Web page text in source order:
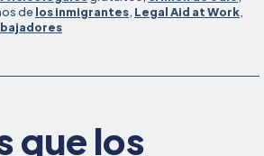
sobre
delos inmigrantes, Legal Aid at Work,
que los